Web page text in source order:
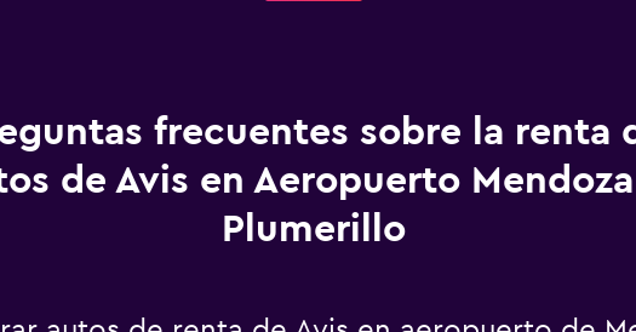
frecuentes sobre la renta
de Avis en Aeropuerto Mendoza
Plumerillo